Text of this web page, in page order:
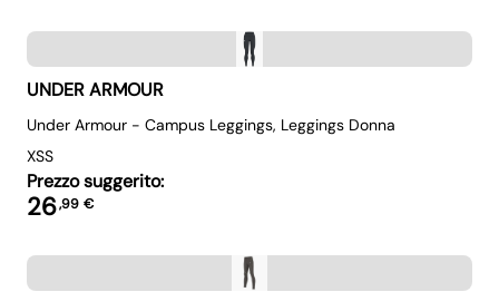
UNDER ARMOUR
Under Armour - Campus Leggings, Leggings Donna
XSS
Prezzo suggerito:
26,99 €